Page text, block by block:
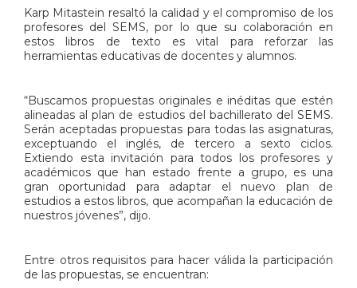
Karp Mitastein resaltó la calidad y el compromiso de los
profesores del SEMS, por lo que su colaboración en
estos libros de texto es vital para reforzar las
herramientas educativas de docentes y alumnos.
“Buscamos propuestas originales e inéditas que estén
alineadas al plan de estudios del bachillerato del SEMS.
Serán aceptadas propuestas para todas las asignaturas,
exceptuando el inglés, de tercero a sexto ciclos.
Extiendo esta invitación para todos los profesores y
académicos que han estado frente a grupo, es una
gran oportunidad para adaptar el nuevo plan de
estudios a estos libros, que acompañan la educación de
nuestros jóvenes”, dijo.
Entre otros requisitos para hacer válida la participación
de las propuestas, se encuentran: